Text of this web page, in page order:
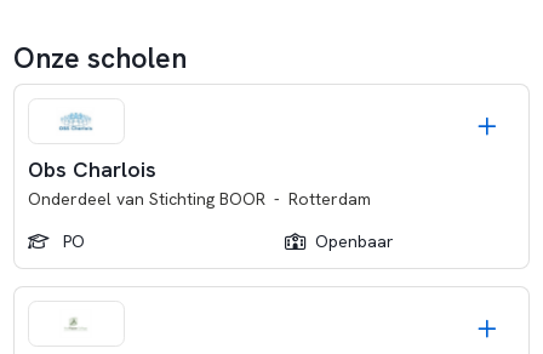
Onze scholen
Obs Charlois
Onderdeel van Stichting BOOR - Rotterdam
PO
Openbaar